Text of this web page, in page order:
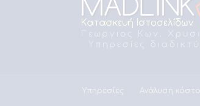
Υπηρεσίες Ανάλυση